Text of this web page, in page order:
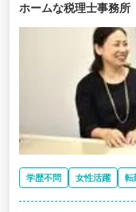
ホームな税理士事務所
学歴不問 女性活躍 転